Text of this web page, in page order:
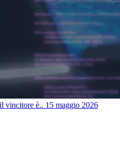
vincitore è.. 15 maggio 2026